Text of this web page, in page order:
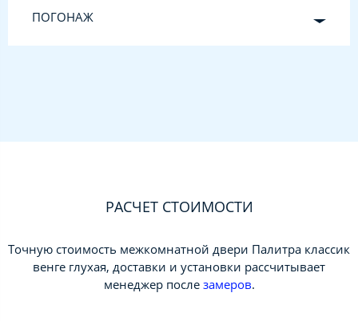
ПОГОНАЖ
РАСЧЕТ СТОИМОСТИ
Точную стоимость межкомнатной двери Палитра классик
венге глухая, доставки и установки рассчитывает
менеджер после замеров.